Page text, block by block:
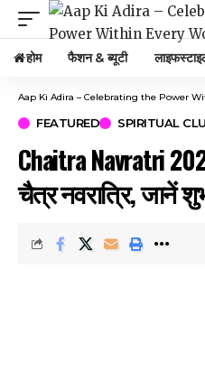
होम फैशन & ब्यूटी
Aap Ki Adira – Celebrating the Power
FEATURED SPIRITUAL
Chaitra Navratri
चैत्र नवरात्रि, जानें